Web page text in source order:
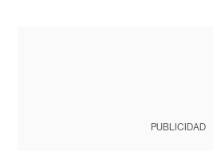
PUBLICIDAD